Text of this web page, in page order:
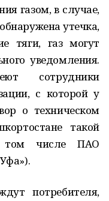
газом, в случае,
утечка,
тяги, газ могут
уведомления.
сотрудники
с которой у
о техническом
такой
том числе ПАО
потребителя,